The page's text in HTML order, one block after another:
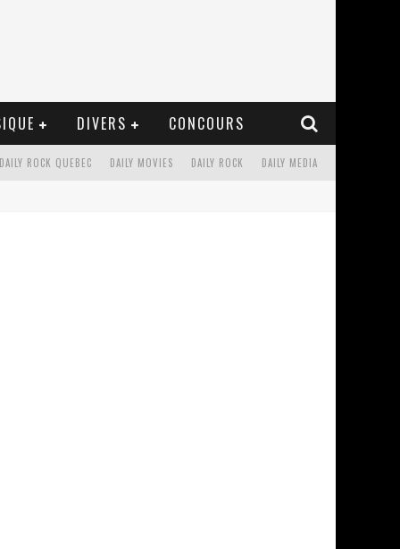
DIVERS CONCOURS
DAILY MEDIA
DAILY ROCK
DAILY MOVIES
DAILY ROCK QUEBEC